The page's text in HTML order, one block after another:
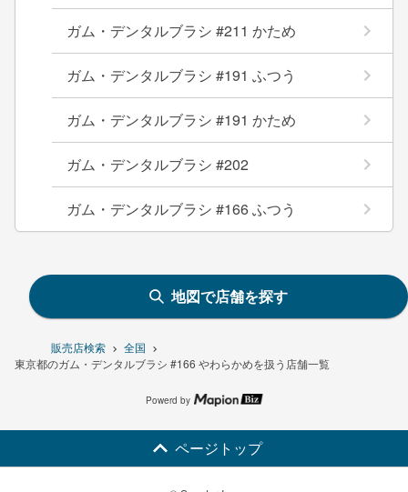
販売店検索
全国
東京都のガム・デンタルブラシ #166 やわらかめを扱う店舗一覧
ガム・デンタルブラシ #211 かため
ガム・デンタルブラシ #191 ふつう
ガム・デンタルブラシ #191 かため
ガム・デンタルブラシ #202
ガム・デンタルブラシ #166 ふつう
地図で店舗を探す
Powerd by
ページトップ